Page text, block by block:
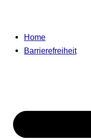
Home
Barrierefreiheit